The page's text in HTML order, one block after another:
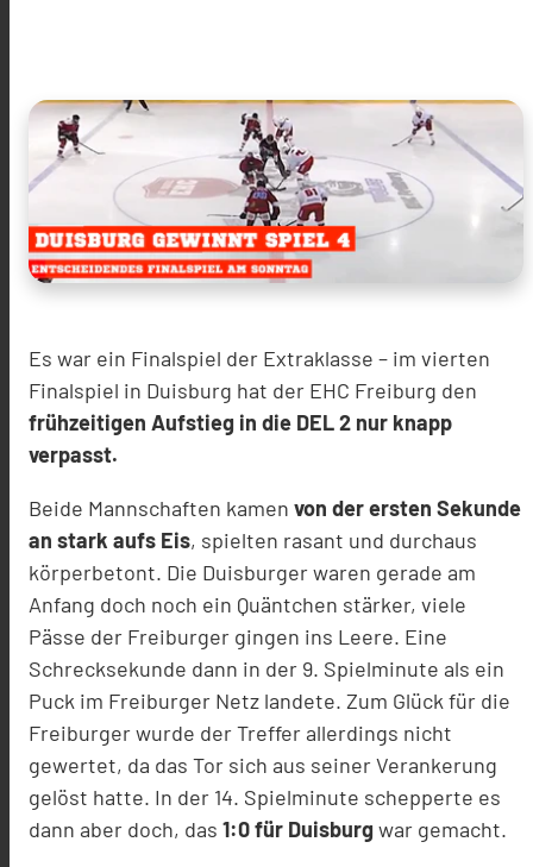
Es war ein Finalspiel der Extraklasse – im vierten
Finalspiel in Duisburg hat der EHC Freiburg den
frühzeitigen Aufstieg in die DEL 2 nur knapp
verpasst.
Beide Mannschaften kamen von der ersten Sekunde
an stark aufs Eis, spielten rasant und durchaus
körperbetont. Die Duisburger waren gerade am
Anfang doch noch ein Quäntchen stärker, viele
Pässe der Freiburger gingen ins Leere. Eine
Schrecksekunde dann in der 9. Spielminute als ein
Puck im Freiburger Netz landete. Zum Glück für die
Freiburger wurde der Treffer allerdings nicht
gewertet, da das Tor sich aus seiner Verankerung
gelöst hatte. In der 14. Spielminute schepperte es
dann aber doch, das 1:0 für Duisburgwar gemacht.